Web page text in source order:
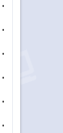
•
•
•
•
•
•